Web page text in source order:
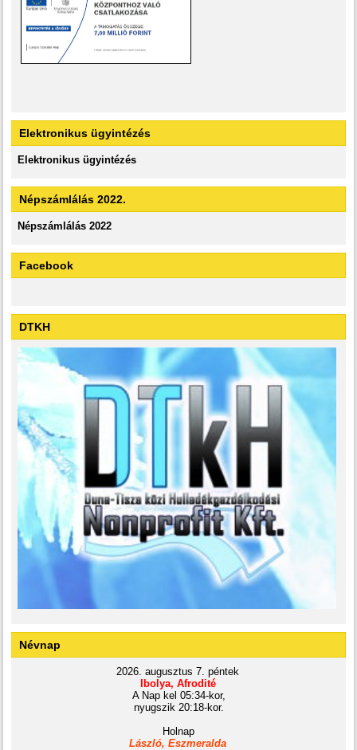
Elektronikus ügyintézés
Elektronikus ügyintézés
Népszámlálás 2022.
Népszámlálás 2022
Facebook
DTKH
Névnap
2026. augusztus 7. péntek
Ibolya, Afrodité
A Nap kel 05:34-kor,
nyugszik 20:18-kor.
Holnap
László, Eszmeralda